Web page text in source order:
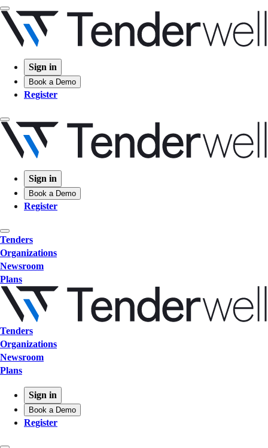
Sign in
Book a Demo
Register
Sign in
Book a Demo
Register
Tenders
Organizations
Newsroom
Plans
Tenders
Organizations
Newsroom
Plans
Sign in
Book a Demo
Register